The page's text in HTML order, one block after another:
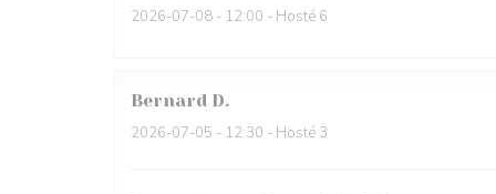
2026-07-08 - 12:00 - Hosté 6
Bernard D
2026-07-05 - 12:30 - Hosté 3